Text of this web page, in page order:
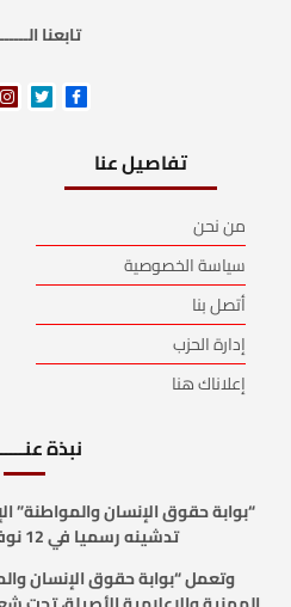
تابعنا
تفاصيل عنا
من نحن
سياسة الخصوصية
أتصل بنا
إدارة الحزب
إعلاناك هنا
نبذة
“بوابة حقوق الإنسان والمواطنة”
تدشينه رسميا في 12 نوفمبر من عام 2024.
وتعمل “بوابة حقوق الإنسان